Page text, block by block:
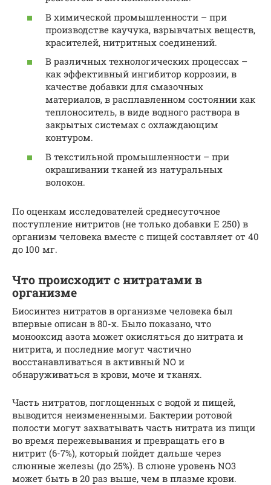
В химической промышленности – при
производстве каучука, взрывчатых веществ,
красителей, нитритных соединений.
В различных технологических процессах –
как эффективный ингибитор коррозии, в
качестве добавки для смазочных
материалов, в расплавленном состоянии как
теплоноситель, в виде водного раствора в
закрытых системах с охлаждающим
контуром.
В текстильной промышленности – при
окрашивании тканей из натуральных
волокон.
По оценкам исследователей среднесуточное
поступление нитритов (не только добавки Е 250) в
организм человека вместе с пищей составляет от 40
до 100 мг.
Что происходит с нитратами в
организме
Биосинтез нитратов в организме человека был
впервые описан в 80-х. Было показано, что
монооксид азота может окисляться до нитрата и
нитрита, и последние могут частично
восстанавливаться в активный NO и
обнаруживаться в крови, моче и тканях.
Часть нитратов, поглощенных с водой и пищей,
выводится неизмененными. Бактерии ротовой
полости могут захватывать часть нитрата из пищи
во время пережевывания и превращать его в
нитрит (6-7%), который пойдет дальше через
слюнные железы (до 25%). В слюне уровень NO3
может быть в 20 раз выше, чем в плазме крови.